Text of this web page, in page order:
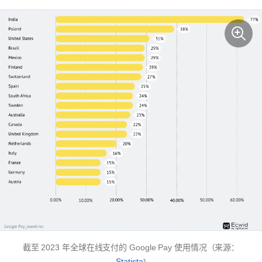
截至 2023 年全球在线支付的 Google Pay 使用情况（来源：